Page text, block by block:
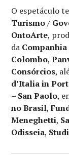
O espetáculo
Turismo/
OntoArte,
da
Colombo,
Consórcios,
d’Italia in
– San Paolo,
no Brasil,
Meneghetti,
Odisseia,